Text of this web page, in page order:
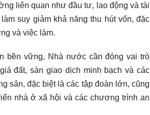
liên quan như đầu tư, lao động và tài
suy giảm khả năng thu hút vốn, đặc
và việc làm.
bền vững, Nhà nước cần đóng vai trò
đất, sàn giao dịch minh bạch và các
sản, đặc biệt là các tập đoàn lớn, cũng
nhà ở xã hội và các chương trình an